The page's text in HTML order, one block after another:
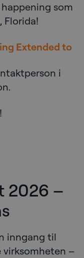
som
Florida!
Extended to
i
2026 –
inngang til
virksomheten –